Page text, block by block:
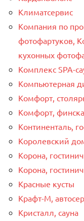
Климатсервис
Компания по
фотофартуков,
кухонных
Комплекс SPA-
Компьютерная
Комфорт,
Комфорт,
Континенталь,
Королевский
Корона,
Корона,
Красные кусты
Крафт-М,
Кристалл, сауна